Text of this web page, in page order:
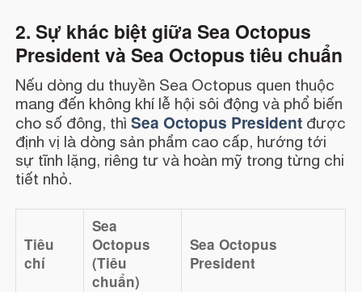
2. Sự khác biệt giữa Sea Octopus
President và Sea Octopus tiêu chuẩn
Nếu dòng du thuyền Sea Octopus quen thuộc
mang đến không khí lễ hội sôi động và phổ biến
cho số đông, thìSea Octopus President được
định vị là dòng sản phẩm cao cấp, hướng tới
sự tĩnh lặng, riêng tư và hoàn mỹ trong từng chi
tiết nhỏ.
Tiêu
chí
Sea
Octopus
(Tiêu
chuẩn)
Sea Octopus
President